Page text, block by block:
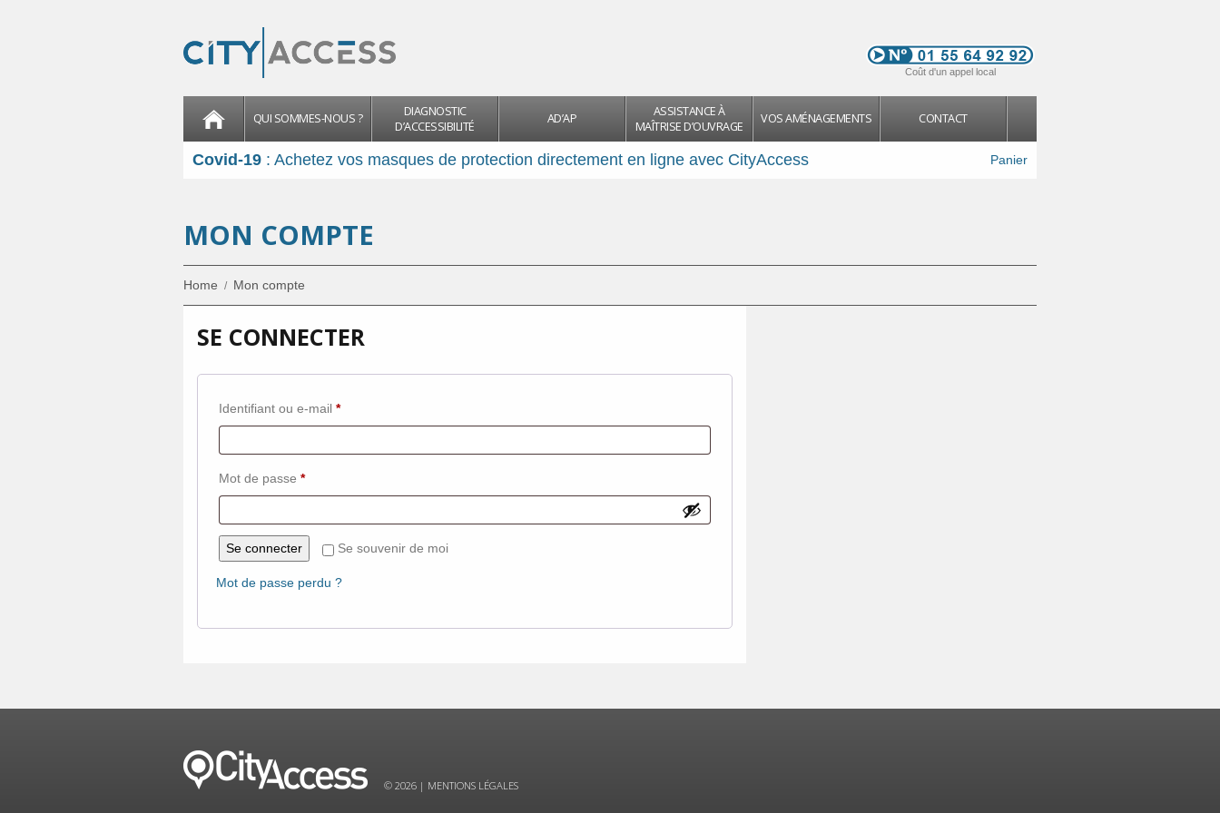
Coût d'un appel local
QUI SOMMES-NOUS ?
DIAGNOSTIC
D’ACCESSIBILITÉ
AD’AP
ASSISTANCE À
MAÎTRISE D’OUVRAGE
VOS AMÉNAGEMENTS CONTACT
Covid-19 : Achetez vos masques de protection directement en ligne avec CityAccess Panier
MON COMPTE
Home Mon compte
SE CONNECTER
Identifiant ou e-mail *Obligatoire
Mot de passe *Obligatoire
Se souvenir de moi
Se connecter
Mot de passe perdu ?
© 2026 | MENTIONS LÉGALES